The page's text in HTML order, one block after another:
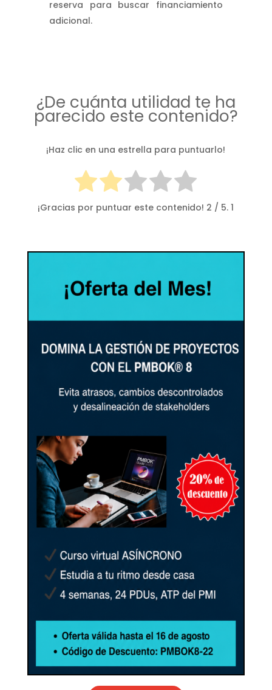
reserva para buscar financiamiento
adicional.
¿De cuánta utilidad te ha
parecido este contenido?
¡Haz clic en una estrella para puntuarlo!
¡Gracias por puntuar este contenido! 2 / 5.1